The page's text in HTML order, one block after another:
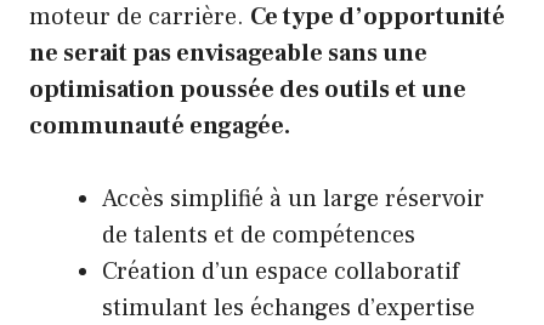
moteur de carrière. Ce type d’opportunité
ne serait pas envisageable sans une
optimisation poussée des outils et une
communauté engagée.
Accès simplifié à un large réservoir
de talents et de compétences
Création d’un espace collaboratif
stimulant les échanges d’expertise